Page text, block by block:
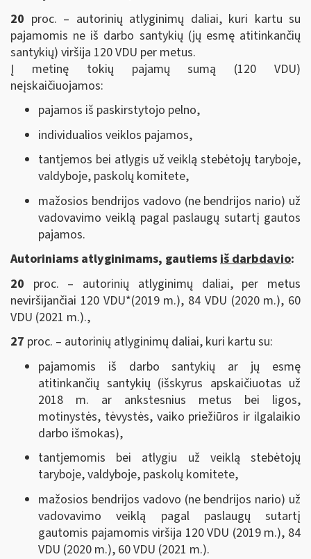
20 proc. – autorinių atlyginimų daliai, kuri kartu su
pajamomis ne iš darbo santykių (jų esmę atitinkančių
santykių) viršija 120 VDU per metus.
Į metinę tokių pajamų sumą (120 VDU)
neįskaičiuojamos:
pajamos iš paskirstytojo pelno,
individualios veiklos pajamos,
tantjemos bei atlygis už veiklą stebėtojų taryboje,
valdyboje, paskolų komitete,
mažosios bendrijos vadovo (ne bendrijos nario) už
vadovavimo veiklą pagal paslaugų sutartį gautos
pajamos.
Autoriniams atlyginimams, gautiemsiš darbdavio:
20 proc. – autorinių atlyginimų daliai, per metus
neviršijančiai 120 VDU*(2019 m.), 84 VDU (2020 m.), 60
VDU (2021 m.).,
27 proc. – autorinių atlyginimų daliai, kuri kartu su:
pajamomis iš darbo santykių ar jų esmę
atitinkančių santykių (išskyrus apskaičiuotas už
2018 m. ar ankstesnius metus bei ligos,
motinystės, tėvystės, vaiko priežiūros ir ilgalaikio
darbo išmokas),
tantjemomis bei atlygiu už veiklą stebėtojų
taryboje, valdyboje, paskolų komitete,
mažosios bendrijos vadovo (ne bendrijos nario) už
vadovavimo veiklą pagal paslaugų sutartį
gautomis pajamomis viršija 120 VDU (2019 m.), 84
VDU (2020 m.), 60 VDU (2021 m.).